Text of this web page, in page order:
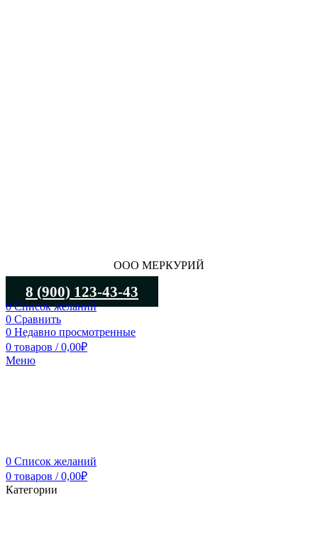
ООО МЕРКУРИЙ
8 (900) 123-43-43
0Список желаний
0 Сравнить
0 Недавно просмотренные
0 товаров / 0,00₽
Меню
0 Список желаний
0 товаров / 0,00₽
Категории